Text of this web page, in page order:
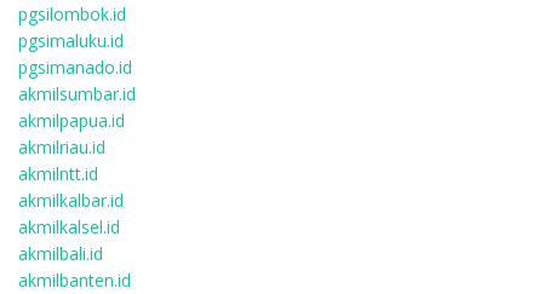
pgsilombok.id
pgsimaluku.id
pgsimanado.id
akmilsumbar.id
akmilpapua.id
akmilriau.id
akmilntt.id
akmilkalbar.id
akmilkalsel.id
akmilbali.id
akmilbanten.id